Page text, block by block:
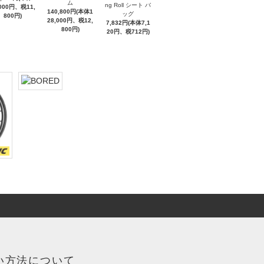
円、税11,
800円)
ム
140,800円(本体1
28,000円、税12,
800円)
ng Roll シート バ
ッグ
7,832円(本体7,1
20円、税712円)
方法について